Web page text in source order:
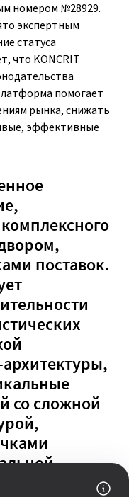
номером №28929.
экспертным
статуса
что KONCRIT
помогает
рынка, снижать
эффективные
поставок.
со сложной